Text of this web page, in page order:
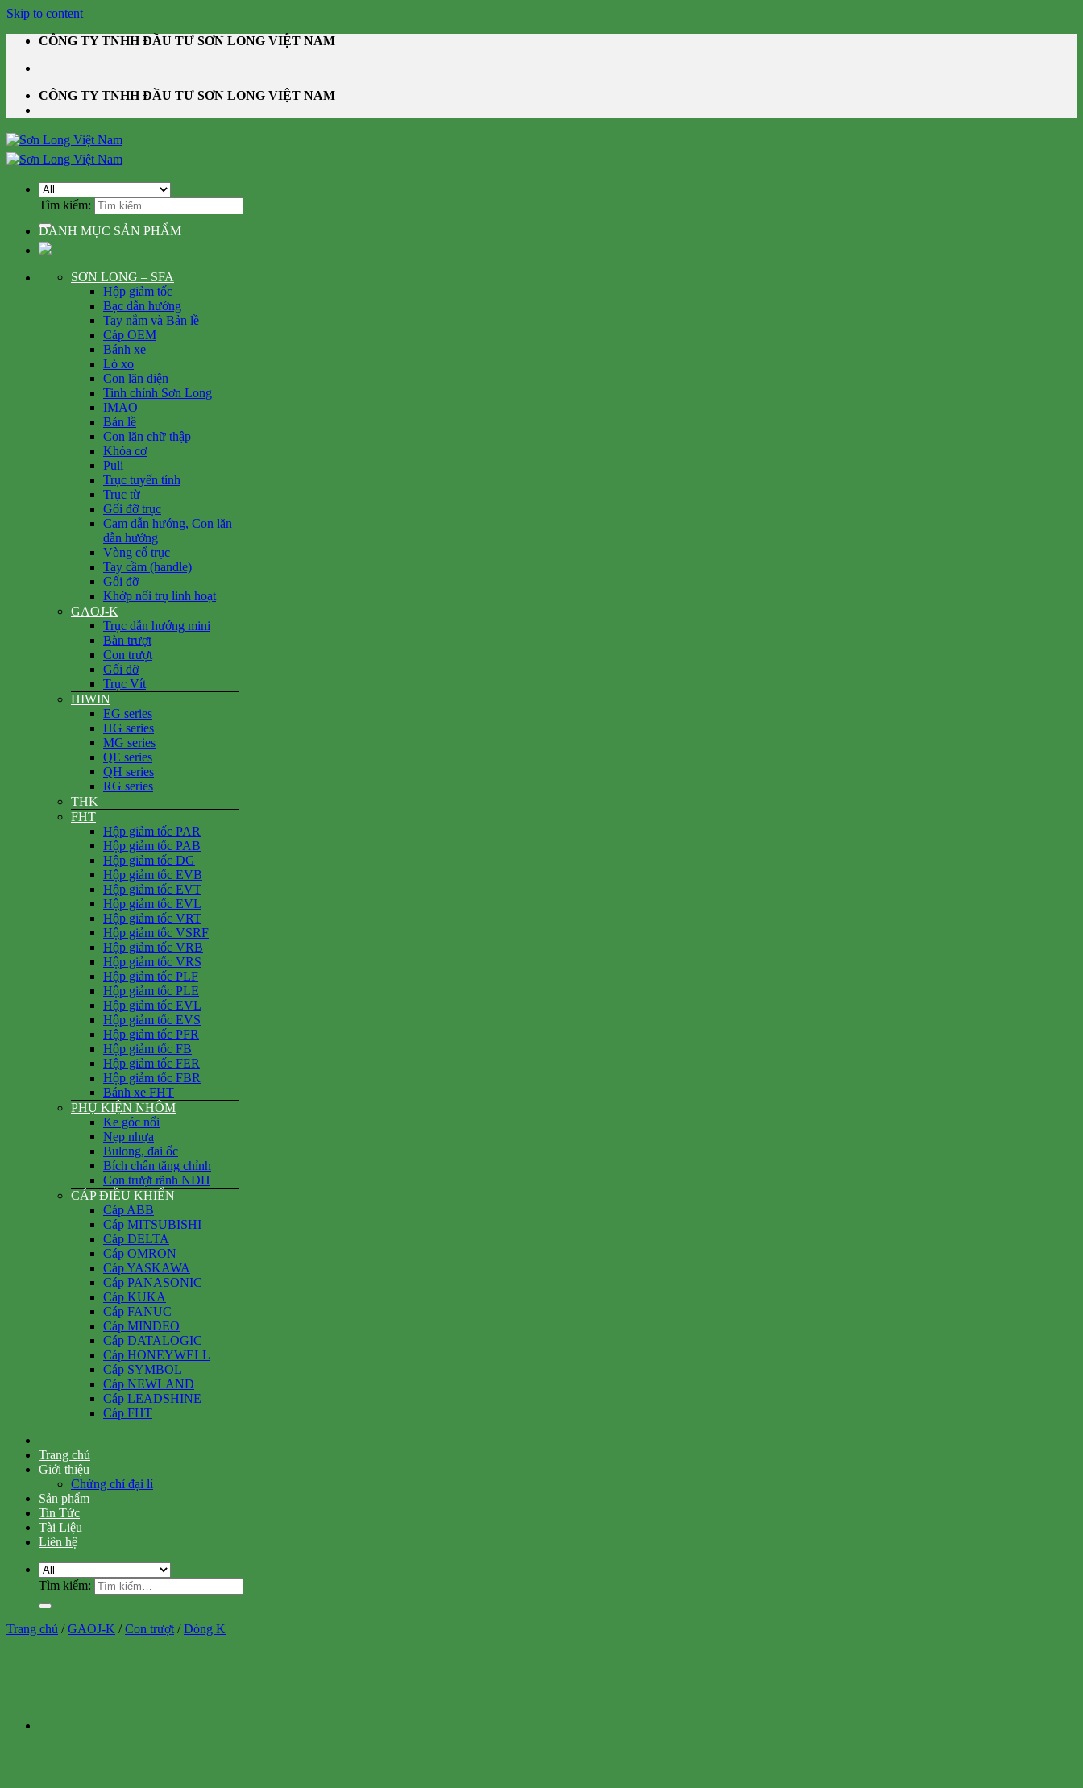
Skip to content
CÔNG TY TNHH ĐẦU TƯ SƠN LONG VIỆT NAM
CÔNG TY TNHH ĐẦU TƯ SƠN LONG VIỆT NAM
Tìm kiếm:
DANH MỤC SẢN PHẨM
SƠN LONG – SFA
Hộp giảm tốc
Bạc dẫn hướng
Tay nắm và Bản lề
Cáp OEM
Bánh xe
Lò xo
Con lăn điện
Tinh chỉnh Sơn Long
IMAO
Bản lề
Con lăn chữ thập
Khóa cơ
Puli
Trục tuyến tính
Trục từ
Gối đỡ trục
Cam dẫn hướng, Con lăn
dẫn hướng
Vòng cổ trục
Tay cầm (handle)
Gối đỡ
Khớp nối trụ linh hoạt
GAOJ-K
Trục dẫn hướng mini
Bàn trượt
Con trượt
Gối đỡ
Trục Vít
HIWIN
EG series
HG series
MG series
QE series
QH series
RG series
THK
FHT
Hộp giảm tốc PAR
Hộp giảm tốc PAB
Hộp giảm tốc DG
Hộp giảm tốc EVB
Hộp giảm tốc EVT
Hộp giảm tốc EVL
Hộp giảm tốc VRT
Hộp giảm tốc VSRF
Hộp giảm tốc VRB
Hộp giảm tốc VRS
Hộp giảm tốc PLF
Hộp giảm tốc PLE
Hộp giảm tốc EVL
Hộp giảm tốc EVS
Hộp giảm tốc PFR
Hộp giảm tốc FB
Hộp giảm tốc FER
Hộp giảm tốc FBR
Bánh xe FHT
PHỤ KIỆN NHÔM
Ke góc nổi
Nẹp nhựa
Bulong, đai ốc
Bích chân tăng chỉnh
Con trượt rãnh NĐH
CÁP ĐIỀU KHIỂN
Cáp ABB
Cáp MITSUBISHI
Cáp DELTA
Cáp OMRON
Cáp YASKAWA
Cáp PANASONIC
Cáp KUKA
Cáp FANUC
Cáp MINDEO
Cáp DATALOGIC
Cáp HONEYWELL
Cáp SYMBOL
Cáp NEWLAND
Cáp LEADSHINE
Cáp FHT
Trang chủ
Giới thiệu
Chứng chỉ đại lí
Sản phẩm
Tin Tức
Tài Liệu
Liên hệ
Tìm kiếm:
Trang chủ / GAOJ-K / Con trượt / Dòng K